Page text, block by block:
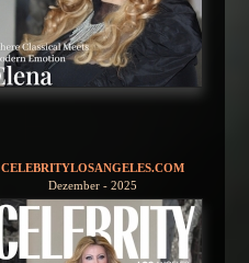
CELEBRITYLOSANGELES.COM
Dezember - 2025